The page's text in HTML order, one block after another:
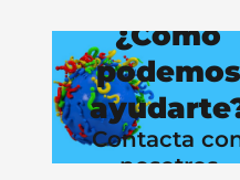
¿Cómo
podemos
Contacta
nosotros